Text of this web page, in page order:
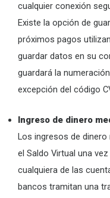
cualquier conexión
Existe la opción de
próximos pagos
guardar datos en su
guardará la
excepción del código
Ingreso de dinero
Los ingresos de
el Saldo Virtual una
cualquiera de las
bancos tramitan una